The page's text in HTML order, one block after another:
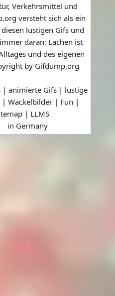
Verkehrsmittel und
versteht sich als ein
lustigen Gifs und
daran: Lachen ist
und des eigenen
by Gifdump.org
animierte Gifs | lustige
Wackelbilder | Fun |
| LLMS
in Germany